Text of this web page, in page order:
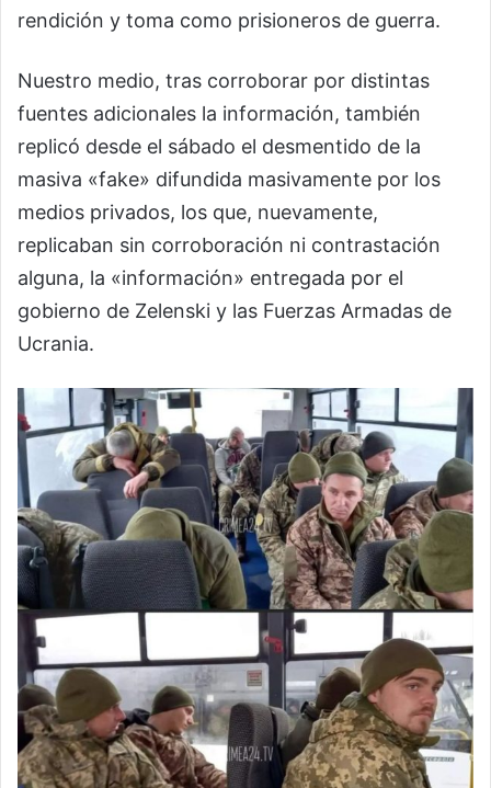
rendición y toma como prisioneros de guerra.
Nuestro medio, tras corroborar por distintas
fuentes adicionales la información, también
replicó desde el sábado el desmentido de la
masiva «fake» difundida masivamente por los
medios privados, los que, nuevamente,
replicaban sin corroboración ni contrastación
alguna, la «información» entregada por el
gobierno de Zelenski y las Fuerzas Armadas de
Ucrania.